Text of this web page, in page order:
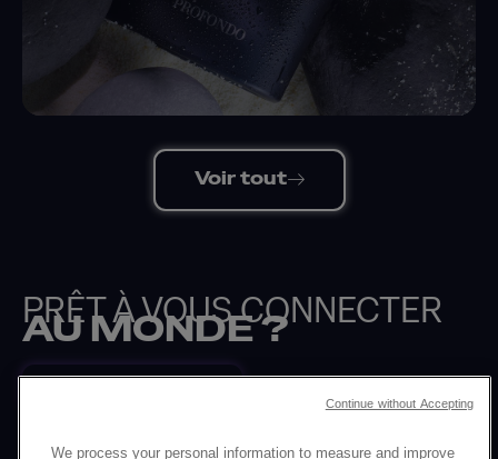
Voir tout
PRÊT À VOUS CONNECTER
AU MONDE ?
Retour
We process your personal information to measure and improve
Continue without Accepting